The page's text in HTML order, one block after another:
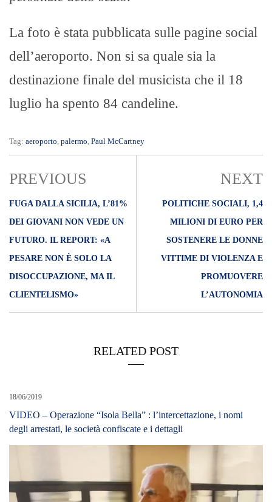
La foto è stata pubblicata sulle pagine social
dell’aeroporto. Non si sa quale sia la
destinazione finale del musicista che il 18
luglio ha spento 84 candeline.
Tag: aeroporto, palermo, Paul McCartney
PREVIOUS
FUGA DALLA SICILIA, L’81%
DEI GIOVANI NON VEDE UN
FUTURO. IL REPORT: «A
PESARE NON È SOLO LA
DISOCCUPAZIONE, MA IL
CLIENTELISMO»
NEXT
POLITICHE SOCIALI, 1,4
MILIONI DI EURO PER
SOSTENERE LE DONNE
VITTIME DI VIOLENZA E
PROMUOVERE
L’AUTONOMIA
RELATED POST
18/06/2019
VIDEO – Operazione “Isola Bella” : l’intercettazione, i nomi
degli arrestati, le società confiscate e i dettagli